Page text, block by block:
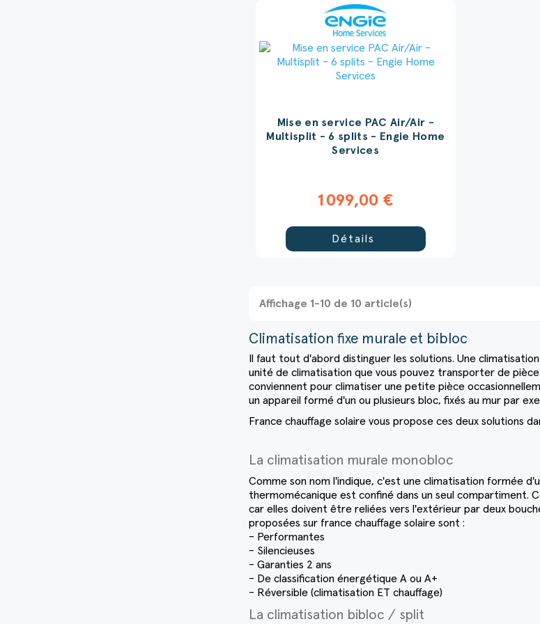
Mise en service PAC Air/Air -
Multisplit - 6 splits - Engie Home
Services
1 099,00 €
Détails
Affichage 1-10 de 10 article(s)
Climatisation fixe murale et bibloc
Il faut tout d'abord distinguer les solutions. Une
unité de climatisation que vous pouvez transporter de
conviennent pour climatiser une petite pièce
un appareil formé d'un ou plusieurs bloc, fixés au mur par
France chauffage solaire vous propose ces deux solutions
La climatisation murale monobloc
Comme son nom l'indique, c'est une climatisation formée
thermomécanique est confiné dans un seul compartiment.
car elles doivent être reliées vers l'extérieur par deux
proposées sur france chauffage solaire sont :
- Performantes
- Silencieuses
- Garanties 2 ans
- De classification énergétique A ou A+
- Réversible (climatisation ET chauffage)
La climatisation bibloc / split